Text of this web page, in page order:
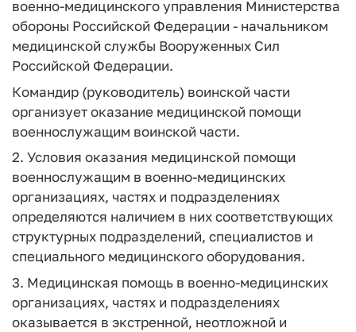
военно-медицинского управления Министерства
обороны Российской Федерации - начальником
медицинской службы Вооруженных Сил
Российской Федерации.
Командир (руководитель) воинской части
организует оказание медицинской помощи
военнослужащим воинской части.
2. Условия оказания медицинской помощи
военнослужащим в военно-медицинских
организациях, частях и подразделениях
определяются наличием в них соответствующих
структурных подразделений, специалистов и
специального медицинского оборудования.
3. Медицинская помощь в военно-медицинских
организациях, частях и подразделениях
оказывается в экстренной, неотложной и